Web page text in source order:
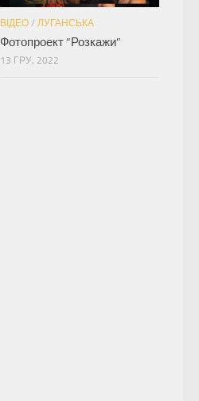
ВІДЕО / ЛУГАНСЬКА
Фотопроект “Розкажи”
13 ГРУ, 2022